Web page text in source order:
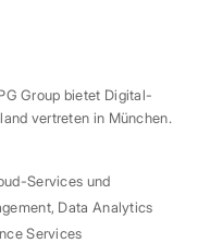
Group bietet Digital-
vertreten in München.
Services und
, Data Analytics
Services